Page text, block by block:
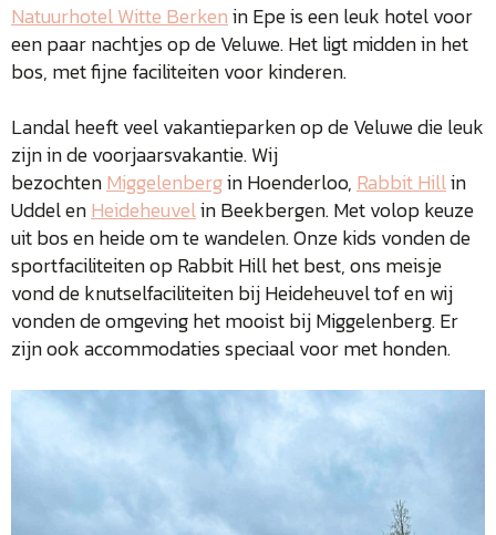
Natuurhotel Witte Berkenin Epe is een leuk hotel voor
een paar nachtjes op de Veluwe. Het ligt midden in het
bos, met fijne faciliteiten voor kinderen.
Landal heeft veel vakantieparken op de Veluwe die leuk
zijn in de voorjaarsvakantie. Wij
bezochtenMiggelenbergin Hoenderloo, Rabbit Hillin
Uddel enHeideheuvelin Beekbergen. Met volop keuze
uit bos en heide om te wandelen. Onze kids vonden de
sportfaciliteiten op Rabbit Hill het best, ons meisje
vond de knutselfaciliteiten bij Heideheuvel tof en wij
vonden de omgeving het mooist bij Miggelenberg. Er
zijn ook accommodaties speciaal voor met honden.